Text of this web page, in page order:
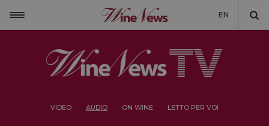
EN
VIDEO AUDIO ON WINE LETTO PER VOI